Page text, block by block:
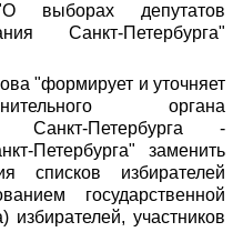
депутатов
Санкт-Петербурга"
"формирует и уточняет
органа
Санкт-Петербурга -
Петербурга" заменить
списков избирателей
государственной
избирателей, участников